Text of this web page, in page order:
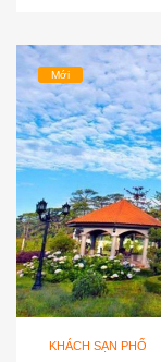
Mới
KHÁCH SẠN PHỐ